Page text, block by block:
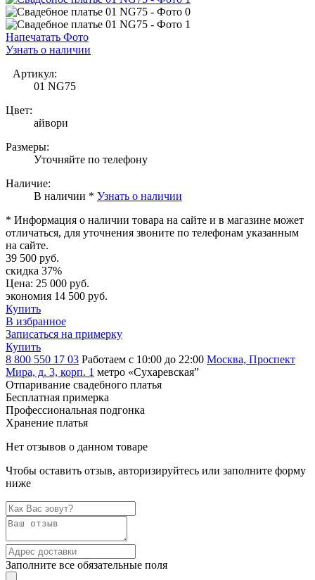
Напечатать Фото
Узнать о наличии
Артикул:
01 NG75
Цвет:
айвори
Размеры:
Уточняйте по телефону
Наличие:
В наличии * Узнать о наличии
* Информация о наличии товара на сайте и в магазине может
отличаться, для уточнения звоните по телефонам указанным
на сайте.
39 500 руб.
скидка 37%
Цена: 25 000 руб.
экономия 14 500 руб.
Купить
В избранное
Записаться на примерку
Купить
8 800 550 17 03 Работаем с 10:00 до 22:00 Москва, Проспект
Мира, д. 3, корп. 1 метро «Сухаревская”
Отпаривание свадебного платья
Бесплатная примерка
Профессиональная подгонка
Хранение платья
Нет отзывов о данном товаре
Чтобы оставить отзыв, авторизируйтесь или заполните форму
ниже
Заполните все обязательные поля